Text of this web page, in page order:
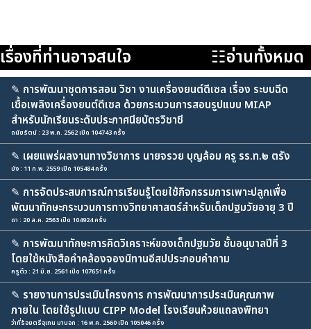
เรื่องที่ท่านอาจสนใจ ☷อ่านทั้งหมด
✎ การพัฒนาชุดการสอน วิชา งานเครื่องยนต์ดีเซล เรื่อง ระบบฉีด
เชื้อเพลิงเครื่องยนต์ดีเซล ด้วยกระบวนการสอนรูปแบบ MIAP
สำหรับนักเรียนระดับประกาศนียบัตรวิชาชี
ดนัยรัตน์ : 23 พ.ค. 2562 เปิด 104743 ครั้ง
✎ เผยแพร่ผลงานทางวิชาการ นายจรวย บุญล้อม ครู รร.ท.๒ ตรัง
บัง : 11 ก.พ. 2559 เปิด 105484 ครั้ง
✎ การจัดประสบการณ์การเรียนรู้โดยใช้กิจกรรมการเพาะปลูกเพื่อ
พัฒนาทักษะกระบวนการทางวิทยาศาสตร์สำหรับเด็กปฐมวัยอายุ 3 ปี
ดา : 20 ส.ค. 2563 เปิด 104924 ครั้ง
✎ การพัฒนาทักษะการคิดวิเคราะห์ของเด็กปฐมวัย ชั้นอนุบาลปีที่ 3
โดยใช้หนังสือคำคล้องจองนิทานอีสปประกอบคำถาม
ครูติ้ว : 21 มิ.ย. 2561 เปิด 107651 ครั้ง
✎ รายงานการประเมินโครงการ การพัฒนาการประเมินคุณภาพ
ภายใน โดยใช้รูปแบบ CIPP Model โรงเรียนห้วยแถลงพิทยา
ว่าที่ร้อยตรีอุเทน มานอก : 16 พ.ค. 2560 เปิด 105046 ครั้ง